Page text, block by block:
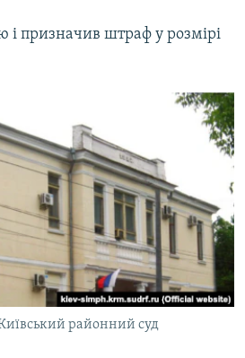
і призначив штраф у розмірі
районний суд